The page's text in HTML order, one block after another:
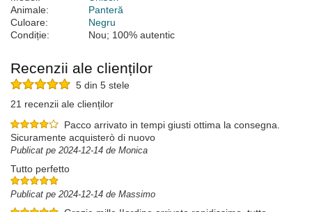
Animale:
Panteră
Culoare:
Negru
Condiție:
Nou; 100% autentic
Recenzii ale clienților
5 din 5 stele
21 recenzii ale clienților
Pacco arrivato in tempi giusti ottima la consegna.
Sicuramente acquisterò di nuovo
Publicat pe 2024-12-14 de Monica
Tutto perfetto
Publicat pe 2024-12-14 de Massimo